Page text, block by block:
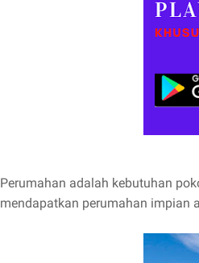
Perumahan adalah kebutuhan
mendapatkan perumahan impian